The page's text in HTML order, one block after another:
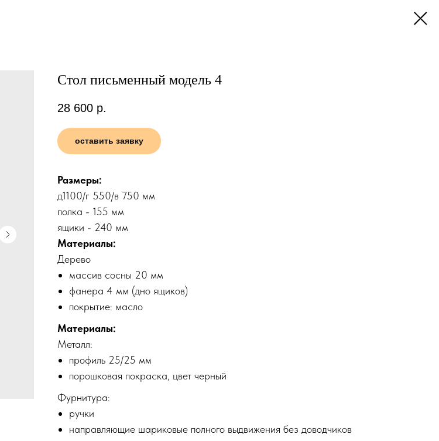
Стол письменный модель 4
28 600 р.
оставить заявку
Размеры:
д1100/г 550/в 750 мм
полка - 155 мм
ящики - 240 мм
Материалы:
Дерево
массив сосны 20 мм
фанера 4 мм (дно ящиков)
покрытие: масло
Материалы:
Металл:
профиль 25/25 мм
порошковая покраска, цвет черный
Фурнитура:
ручки
направляющие шариковые полного выдвижения без доводчиков